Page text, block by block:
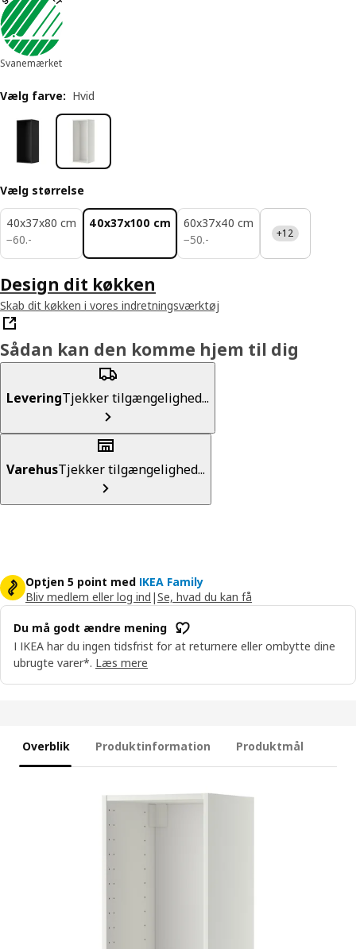
Svanemærket
Vælg farve: Hvid
Vælg størrelse
40x37x80 cm
−60.-
60.-
40x37x100 cm
60x37x40 cm
−50.-
50.- +12
Design dit køkken
Skab dit køkken i vores indretningsværktøj
Sådan kan den komme hjem til dig
LeveringTjekker tilgængelighed...
VarehusTjekker tilgængelighed...
Optjen 5 point med IKEA Family
Bliv medlem eller log ind |Se, hvad du kan få
Du må godt ændre mening
I IKEA har du ingen tidsfrist for at returnere eller ombytte dine
ubrugte varer*. Læs mere
Overblik Produktinformation Produktmål